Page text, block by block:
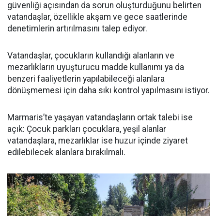
güvenliği açısından da sorun oluşturduğunu belirten
vatandaşlar, özellikle akşam ve gece saatlerinde
denetimlerin artırılmasını talep ediyor.
Vatandaşlar, çocukların kullandığı alanların ve
mezarlıkların uyuşturucu madde kullanımı ya da
benzeri faaliyetlerin yapılabileceği alanlara
dönüşmemesi için daha sıkı kontrol yapılmasını istiyor.
Marmaris’te yaşayan vatandaşların ortak talebi ise
açık: Çocuk parkları çocuklara, yeşil alanlar
vatandaşlara, mezarlıklar ise huzur içinde ziyaret
edilebilecek alanlara bırakılmalı.